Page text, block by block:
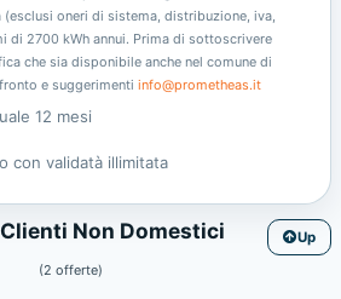
oneri di sistema, distribuzione, iva,
di 2700 kWh annui. Prima di sottoscrivere
che sia disponibile anche nel comune di
e suggerimenti info@prometheas.it
12 mesi
con validatà illimitata
Non Domestici
Up
(2 offerte)